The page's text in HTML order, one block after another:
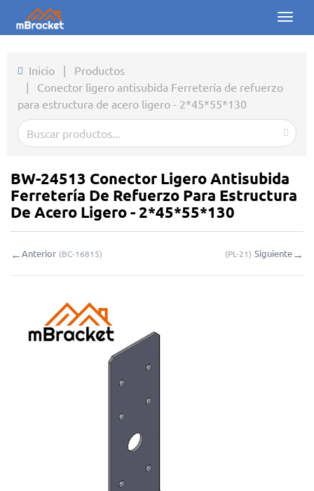
Toggle
Productos
Sobre nosotros
Descargas
Mis consultas
Inicio | Productos
| Conector ligero antisubida Ferretería de refuerzo
para estructura de acero ligero - 2*45*55*130
BW-24513 Conector Ligero Antisubida
Ferretería De Refuerzo Para Estructura
De Acero Ligero - 2*45*55*130
←Anterior (BC-16815) (PL-21) Siguiente→